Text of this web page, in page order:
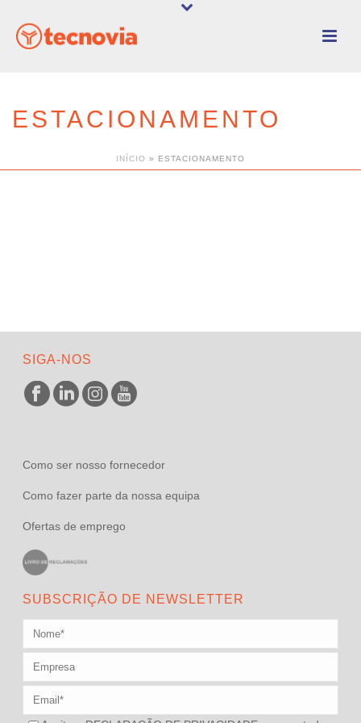
ESTACIONAMENTO
INÍCIO » ESTACIONAMENTO
SIGA-NOS
Como ser nosso fornecedor
Como fazer parte da nossa equipa
Ofertas de emprego
SUBSCRIÇÃO DE NEWSLETTER